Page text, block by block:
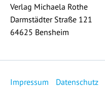
Verlag Michaela Rothe
Darmstädter Straße 121
64625 Bensheim
Impressum Datenschutz